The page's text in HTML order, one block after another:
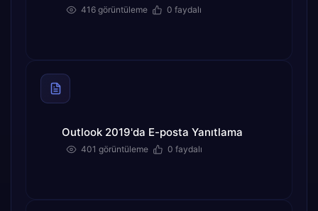
416 görüntüleme 0 faydalı
Outlook 2019'da E-posta Yanıtlama
401 görüntüleme 0 faydalı